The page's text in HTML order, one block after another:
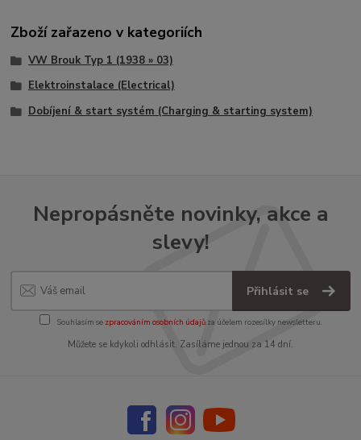
Zboží zařazeno v kategoriích
VW Brouk Typ 1 (1938 » 03)
Elektroinstalace (Electrical)
Dobíjení & start systém (Charging & starting system)
Nepropásněte novinky, akce a
slevy!
Přihlásit se
Souhlasím se zpracováním osobních údajůza účelem rozesílky newsletteru.
Můžete se kdykoli odhlásit. Zasíláme jednou za 14 dní.